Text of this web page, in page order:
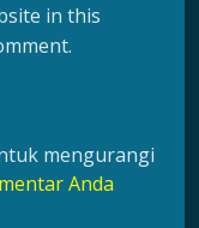
in this
mengurangi
Anda